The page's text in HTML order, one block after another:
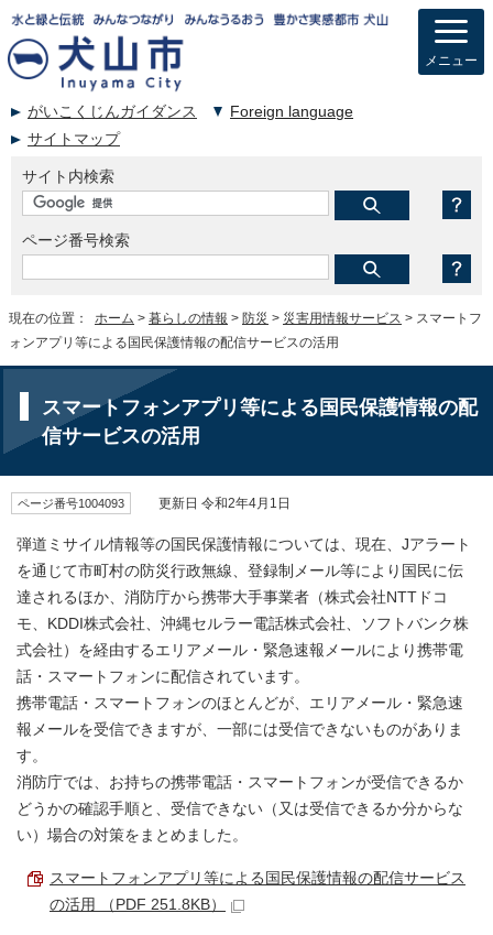
がいこくじんガイダンス
Foreign language
サイトマップ
サイト内検索
ページ番号検索
メニュー
現在の位置： ホーム > 暮らしの情報 > 防災 > 災害用情報サービス > スマートフ
ォンアプリ等による国民保護情報の配信サービスの活用
スマートフォンアプリ等による国民保護情報の配
信サービスの活用
ページ番号1004093 更新日 令和2年4月1日
弾道ミサイル情報等の国民保護情報については、現在、Jアラート
を通じて市町村の防災行政無線、登録制メール等により国民に伝
達されるほか、消防庁から携帯大手事業者（株式会社NTTドコ
モ、KDDI株式会社、沖縄セルラー電話株式会社、ソフトバンク株
式会社）を経由するエリアメール・緊急速報メールにより携帯電
話・スマートフォンに配信されています。
携帯電話・スマートフォンのほとんどが、エリアメール・緊急速
報メールを受信できますが、一部には受信できないものがありま
す。
消防庁では、お持ちの携帯電話・スマートフォンが受信できるか
どうかの確認手順と、受信できない（又は受信できるか分からな
い）場合の対策をまとめました。
スマートフォンアプリ等による国民保護情報の配信サービス
の活用 （PDF 251.8KB）